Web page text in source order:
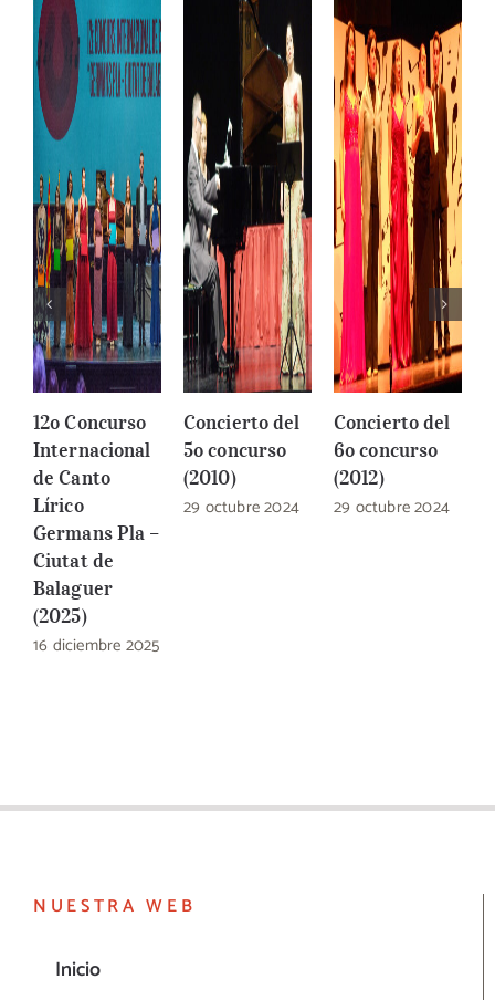
12o Concurso
Internacional
de Canto
Lírico
Germans Pla –
Ciutat de
Balaguer
(2025)
16 diciembre 2025
Concierto del
5o concurso
(2010)
29 octubre 2024
Concierto del
6o concurso
(2012)
29 octubre 2024
NUESTRA WEB
Inicio